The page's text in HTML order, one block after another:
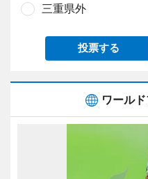
三重県外
投票する
ワール